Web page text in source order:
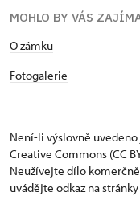
MOHLO BY VÁS
O zámku
Fotogalerie
Není-li výslovně
Creative Commons (CC
Neužívejte dílo
uvádějte odkaz na